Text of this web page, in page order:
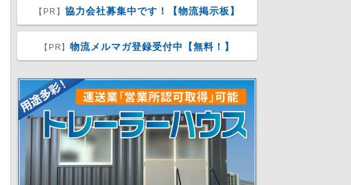
【PR】 協力会社募集中です！【物流掲示板】
【PR】物流メルマガ登録受付中【無料！】